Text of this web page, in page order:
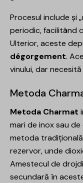
Procesul include și
periodic, facilitând
Ulterior, aceste
dégorgement.
vinului, dar
Metoda
Metoda Charmat
mari de inox sau
metoda
rezervor, unde
Amestecul de
secundară în